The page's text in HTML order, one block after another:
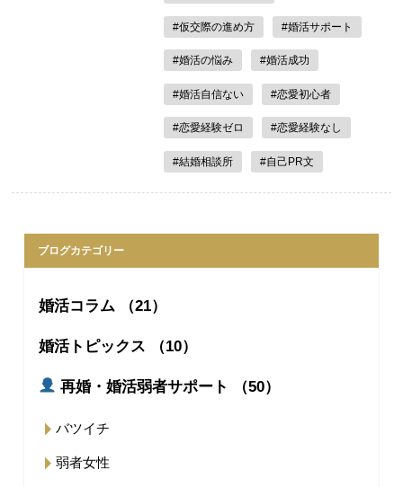
#仮交際の進め方 #婚活サポート
#婚活の悩み #婚活成功
#婚活自信ない #恋愛初心者
#恋愛経験ゼロ #恋愛経験なし
#結婚相談所 #自己PR文
ブログカテゴリー
婚活コラム （21）
婚活トピックス （10）
再婚・婚活弱者サポート （50）
バツイチ
弱者女性